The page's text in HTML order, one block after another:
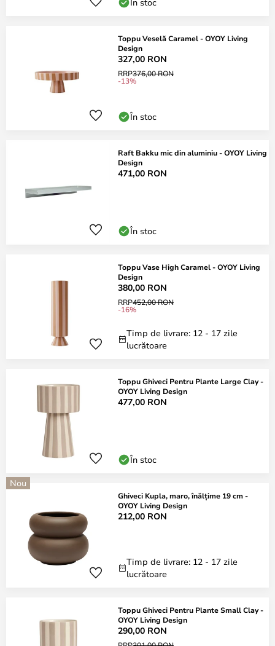
Toppu Veselă Caramel - OYOY Living
Design
327,00 RON
RRP376,00 RON
-13%
În stoc
Raft Bakku mic din aluminiu - OYOY Living
Design
471,00 RON
În stoc
Toppu Vase High Caramel - OYOY Living
Design
380,00 RON
RRP452,00 RON
-16%
Timp de livrare: 12 - 17 zile
lucrătoare
Toppu Ghiveci Pentru Plante Large Clay -
OYOY Living Design
477,00 RON
În stoc
Nou
Ghiveci Kupla, maro, înălțime 19 cm -
OYOY Living Design
212,00 RON
Timp de livrare: 12 - 17 zile
lucrătoare
Toppu Ghiveci Pentru Plante Small Clay -
OYOY Living Design
290,00 RON